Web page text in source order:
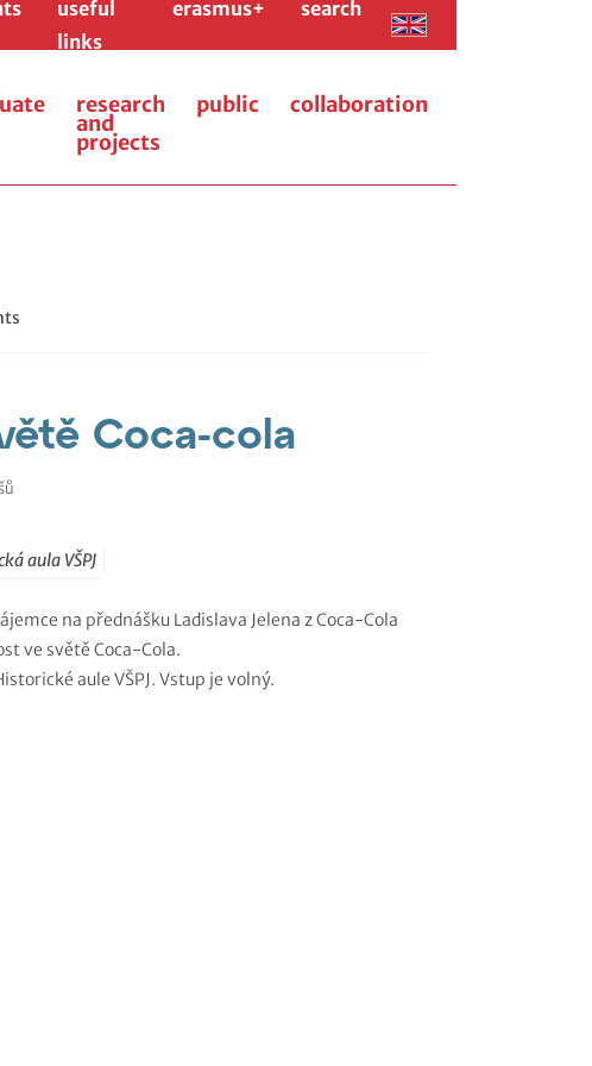
useful
links
erasmus+ search
research
and
projects
public collaboration
Coca-cola
aula VŠPJ
na přednášku Ladislava Jelena z Coca-Cola
ve světě Coca-Cola.
aule VŠPJ. Vstup je volný.